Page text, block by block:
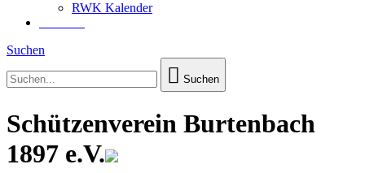
RWK Kalender
Suchen
Suchen
Schützenverein Burtenbach
1897 e.V.